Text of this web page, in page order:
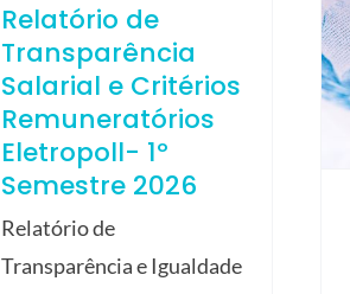
Relatório de
Transparência
Salarial e Critérios
Remuneratórios
Eletropoll- 1º
Semestre 2026
Relatório de
Transparência e Igualdade